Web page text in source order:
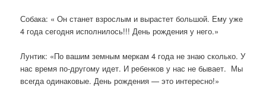
Собака: « Он станет взрослым и вырастет большой. Ему уже
4 года сегодня исполнилось!!! День рождения у него.»
Лунтик: «По вашим земным меркам 4 года не знаю сколько. У
нас время по-другому идет. И ребенков у нас не бывает. Мы
всегда одинаковые. День рождения — это интересно!»